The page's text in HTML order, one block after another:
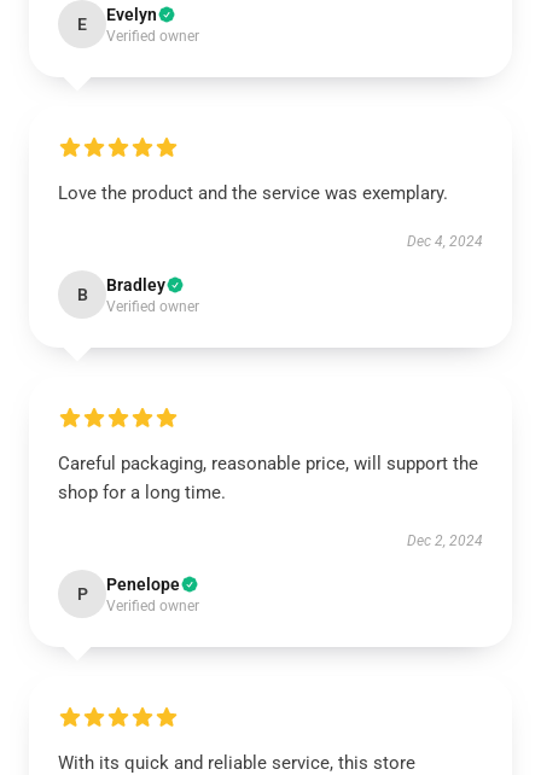
E Evelyn
Verified owner
Love the product and the service was exemplary.
Dec 4, 2024
B Bradley
Verified owner
Careful packaging, reasonable price, will support the
shop for a long time.
Dec 2, 2024
P Penelope
Verified owner
With its quick and reliable service, this store